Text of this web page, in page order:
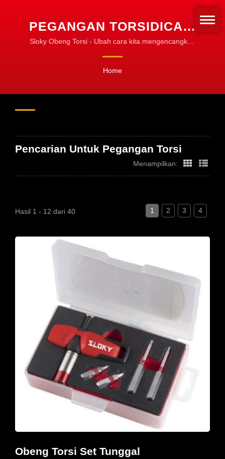
PEGANGAN TORSIDICARI
| ALAT TORSI CNC UNTUK
PEMESINAN,
PENGGILINGAN
Sloky Obeng Torsi - Ubah cara kita mengencangkan
Home
Pencarian Untuk Pegangan Torsi
Menampilkan:
Hasil 1 - 12 dari 40 1 2 3 4
Obeng Torsi Set Tunggal